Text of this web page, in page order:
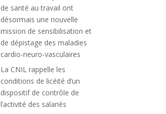
de santé au travail ont
désormais une nouvelle
mission de sensibilisation et
de dépistage des maladies
cardio-neuro-vasculaires
La CNIL rappelle les
conditions de licéité d’un
dispositif de contrôle de
l’activité des salariés